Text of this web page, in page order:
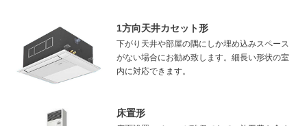
1方向天井カセット形
下がり天井や部屋の隅にしか埋め込みスペース
がない場合にお勧め致します。細長い形状の室
内に対応できます。
床置形